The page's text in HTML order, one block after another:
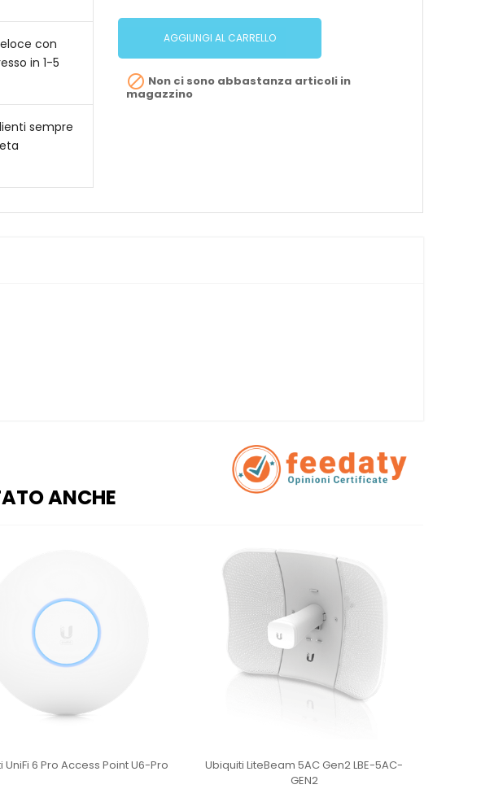
AGGIUNGI AL CARRELLO
 Non ci sono abbastanza articoli in
magazzino
con
in 1-5
sempre
ANCHE
UniFi 6 Pro Access Point U6-Pro
Ubiquiti LiteBeam 5AC Gen2 LBE-5AC-
GEN2